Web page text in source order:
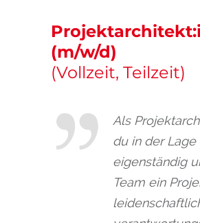
(m/w/d)
(Vollzeit, Teilzeit)
Als
du in der Lage
eigenständig
Team ein